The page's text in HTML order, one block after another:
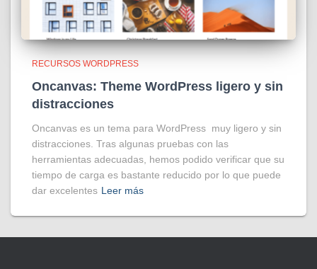
RECURSOS WORDPRESS
Oncanvas: Theme WordPress ligero y sin
distracciones
Oncanvas es un tema para WordPress muy ligero y sin
distracciones. Tras algunas pruebas con las
herramientas adecuadas, hemos podido verificar que su
tiempo de carga es bastante reducido por lo que puede
dar excelentes Leer más